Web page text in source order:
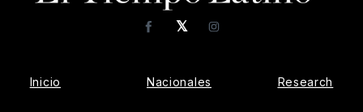
𝕏
FacebookInstagram
Inicio Nacionales Research